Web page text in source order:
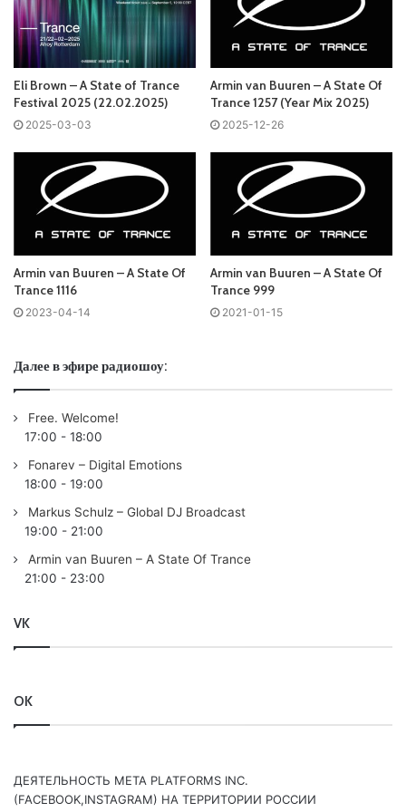
слушать онлайн песни и радиошоуArmin van Buuren
State Of Trance в формате mp3. Лучшая музыкальная
подборка и альбомы исполнителя armin_van_buuren.
Also you can find all episodes of radioshow
Ближайший эфир:
Четверг
Armin van Buuren - A State Of Trance
Слушай и добавляй плейлист VK:
Tracklist:
No playlist
Armin van Buuren
played:
01 Omnia – Forever /ETRNTY/
Progressive Pick:
02 Purple Haze – Recover /ARMADA/
04 AVIRA & Kiko Franco ft. Nathan Nicholson – Ocean
Eli Brown – A State of Trance
Festival 2025 (22.02.2025)
2025-03-03
Armin van Buuren – A State Of
Trance 1257 (Year Mix 2025)
2025-12-26
Armin van Buuren – A State Of
Trance 1116
2023-04-14
Armin van Buuren – A State Of
Trance 999
2021-01-15
Далее в эфире радиошоу:
Free. Welcome!
17:00 - 18:00
Fonarev – Digital Emotions
18:00 - 19:00
Markus Schulz – Global DJ Broadcast
19:00 - 21:00
Armin van Buuren – A State Of Trance
21:00 - 23:00
VK
OK
ДЕЯТЕЛЬНОСТЬ МЕТА PLATFORMS INC.
(FACEBOOK,INSTAGRAM) НА ТЕРРИТОРИИ РОССИИ